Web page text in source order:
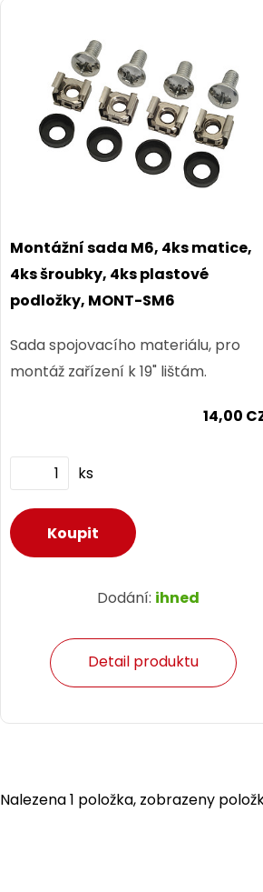
Montážní sada M6, 4ks matice,
4ks šroubky, 4ks plastové
podložky, MONT-SM6
Sada spojovacího materiálu, pro
montáž zařízení k 19" lištám.
14,00
ks
Dodání: ihned
Detail produktu
Nalezena 1 položka, zobrazeny